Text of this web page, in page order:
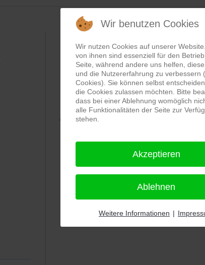
PRO-ducto GmbH, Fotografie und
Lichtenau
⭐⭐⭐⭐⭐ bei 144 Google-
11.01.2026)
Alle Rezensionen ansehen Bewertung
Wir benutzen Cookies
Wir nutzen Cookies auf unserer
von ihnen sind essenziell für den
Seite, während andere uns helfen,
und die Nutzererfahrung zu verbessern
Cookies). Sie können selbst
die Cookies zulassen möchten. Bitte
dass bei einer Ablehnung womöglich
alle Funktionalitäten der Seite zur
stehen.
Akzeptieren
Ablehnen
Weitere Informationen |